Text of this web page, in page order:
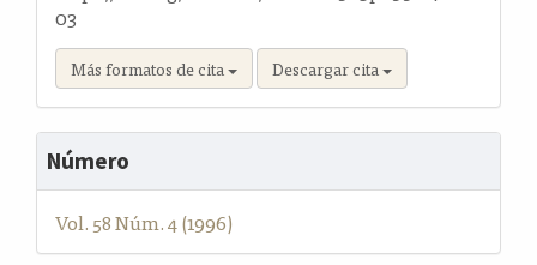
03
Más formatos de cita Descargar cita
Número
Vol. 58 Núm. 4 (1996)